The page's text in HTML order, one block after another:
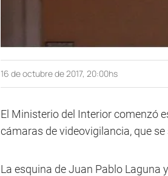
16 de octubre de 2017, 20:00hs
El Ministerio del Interior comenzó
cámaras de videovigilancia, que
La esquina de Juan Pablo Laguna